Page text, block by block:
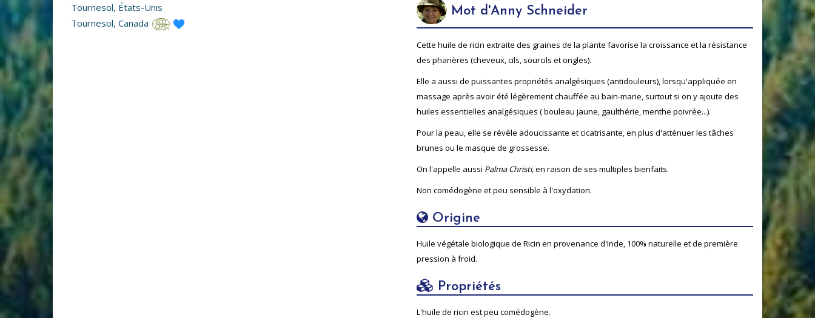
Tournesol, États-Unis
Tournesol, Canada
Mot d'Anny Schneider
Cette huile de ricin extraite des graines de la plante favorise la croissance et la résistance
des phanères (cheveux, cils, sourcils et ongles).
Elle a aussi de puissantes propriétés analgésiques (antidouleurs), lorsqu'appliquée en
massage après avoir été légèrement chauffée au bain-marie, surtout si on y ajoute des
huiles essentielles analgésiques ( bouleau jaune, gaulthérie, menthe poivrée...).
Pour la peau, elle se révèle adoucissante et cicatrisante, en plus d'atténuer les tâches
brunes ou le masque de grossesse.
On l'appelle aussi Palma Christi,en raison de ses multiples bienfaits.
Non comédogène et peu sensible à l'oxydation.
Origine
Huile végétale biologique de Ricin en provenance d'Inde, 100% naturelle et de première
pression à froid.
Propriétés
L'huile de ricin est peu comédogène.